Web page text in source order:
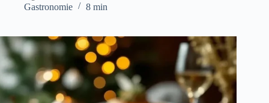
Gastronomie
8 min